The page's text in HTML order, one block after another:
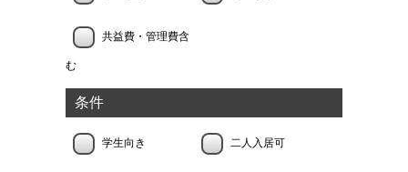
共益費・管理費含
む
条件
学生向き 二人入居可